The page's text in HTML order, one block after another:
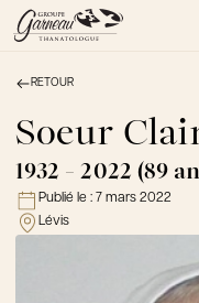
À PROPOS
NOS SERVICES
NOS PRODUITS
NOTRE ÉQUIPE
NOS SALONS
AVIS DE DÉCÈS
RETOUR
Soeur
1932 - 2022 (89
Publié le : 7 mars 2022
Lévis